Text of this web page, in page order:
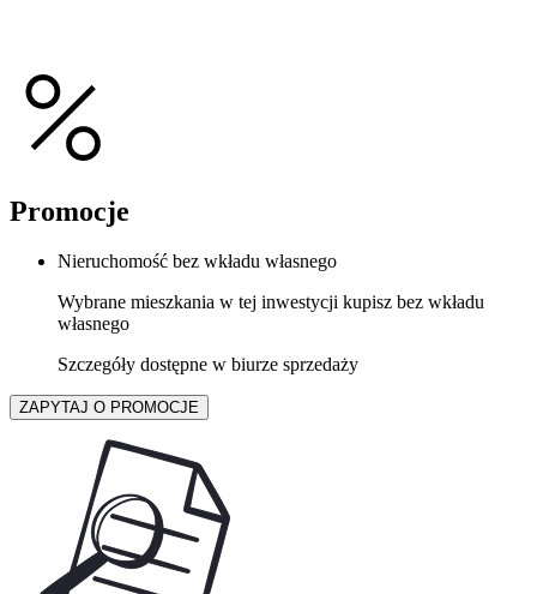
Promocje
Nieruchomość bez wkładu własnego
Wybrane mieszkania w tej inwestycji kupisz bez wkładu
własnego
Szczegóły dostępne w biurze sprzedaży
ZAPYTAJ O PROMOCJE